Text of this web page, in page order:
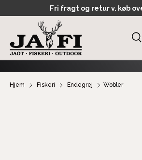
GÅ TIL INDHOLD
Fri fragt og retur v. køb
Hjem Fiskeri Endegrej Wobler